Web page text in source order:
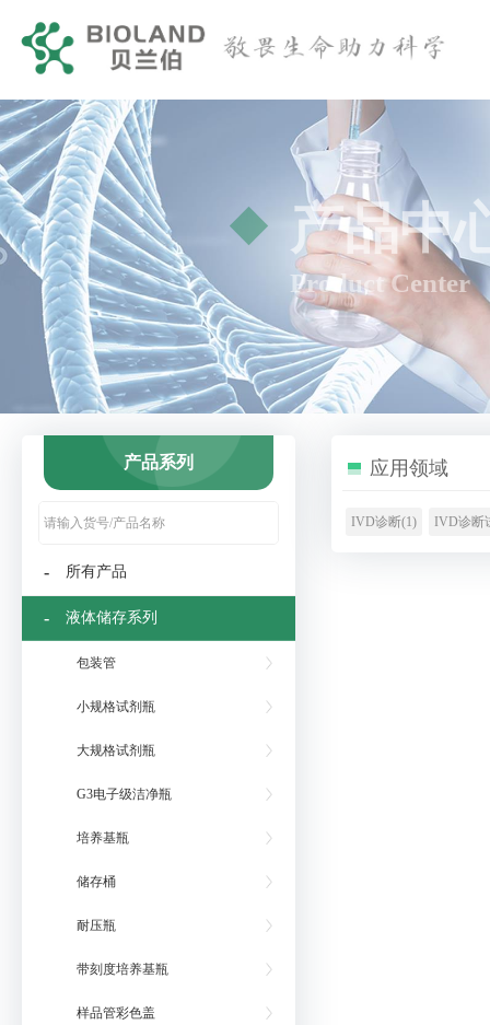
产品中
Product Center
产品系列
- 所有产品
- 液体储存系列
包装管
小规格试剂瓶
大规格试剂瓶
G3电子级洁净瓶
培养基瓶
储存桶
耐压瓶
带刻度培养基瓶
样品管彩色盖
应用领域
IVD诊断(1) IVD诊断